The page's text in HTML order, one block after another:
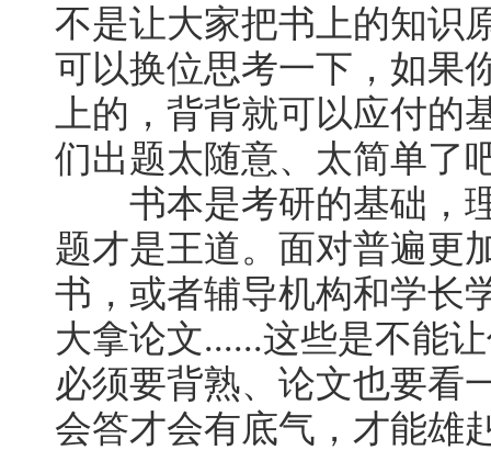
不是让大家把书上的知识
可以换位思考一下，如果
上的，背背就可以应付
们出题太随意、太简单了
书本是考研的基础，理
题才是王道。面对普遍更
书，或者辅导机构和学长
大拿论文......这些是不能
必须要背熟、论文也要看
会答才会有底气，才能雄